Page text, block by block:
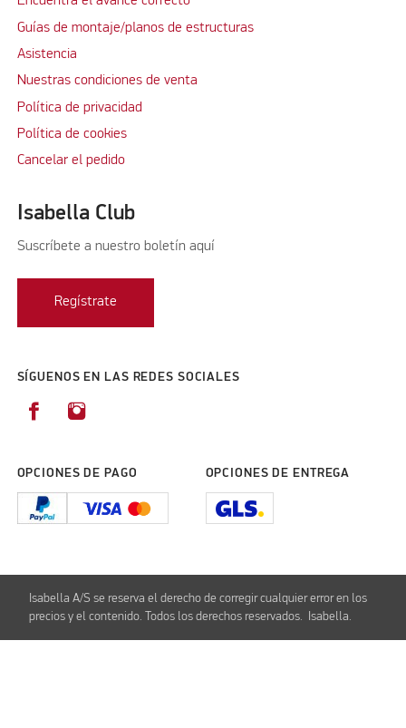
Guías de montaje/planos de estructuras
Asistencia
Nuestras condiciones de venta
Política de privacidad
Política de cookies
Cancelar el pedido
Isabella Club
Suscríbete a nuestro boletín aquí
Regístrate
SÍGUENOS EN LAS REDES SOCIALES
OPCIONES DE PAGO OPCIONES DE ENTREGA
Isabella A/S se reserva el derecho de corregir cualquier error en los
precios y el contenido. Todos los derechos reservados. Isabella.